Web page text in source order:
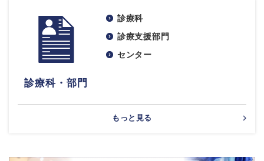
診療科・部門
診療科
診療支援部門
センター
もっと見る